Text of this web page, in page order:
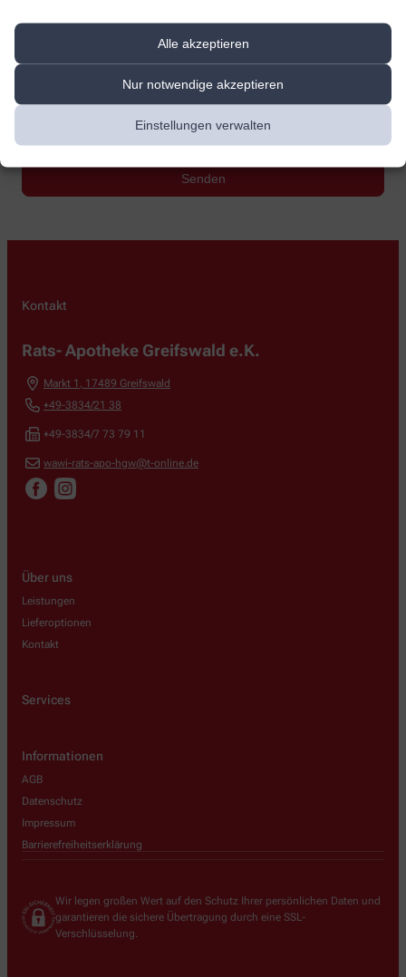
Alle akzeptieren
Nur notwendige akzeptieren
Einstellungen verwalten
Ihre Daten werden ausschließlich zur Bearbeitung Ihrer Anfrage
verwendet. Weitere Informationen zum Datenschutz finden Sie unter
Sind Sie ein Mensch? Dann wählen Sie bitte
Kontakt
Rats- Apotheke Greifswald e.K.
Markt 1 , 17489 Greifswald
+49-3834/21 38
+49-3834/7 73 79 11
wawi-rats-apo-hgw@t-online.de
Über uns
Leistungen
Lieferoptionen
Kontakt
Services
Informationen
AGB
Datenschutz
Impressum
Barrierefreiheitserklärung
Wir legen großen Wert auf den Schutz Ihrer persönlichen Daten und
garantieren die sichere Übertragung durch eine SSL-
Verschlüsselung.